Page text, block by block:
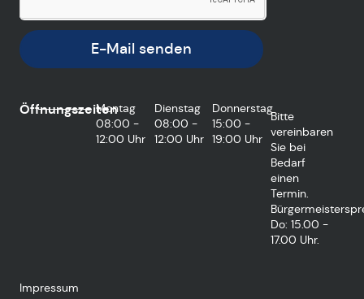
E-Mail senden
Öffnungszeiten
Montag
08:00 -
12:00 Uhr
Dienstag
08:00 -
12:00 Uhr
Donnerstag
15:00 -
19:00 Uhr
Bitte
vereinbaren
Sie bei
Bedarf
einen
Termin.
Do: 15.00 -
17.00 Uhr.
Impressum